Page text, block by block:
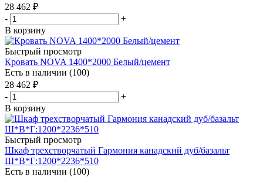
28 462 ₽
-
+
В корзину
Быстрый просмотр
Кровать NOVA 1400*2000 Белый/цемент
Есть в наличии (100)
28 462 ₽
-
+
В корзину
Быстрый просмотр
Шкаф трехстворчатый Гармония канадский дуб/базальт
Ш*В*Г:1200*2236*510
Есть в наличии (100)